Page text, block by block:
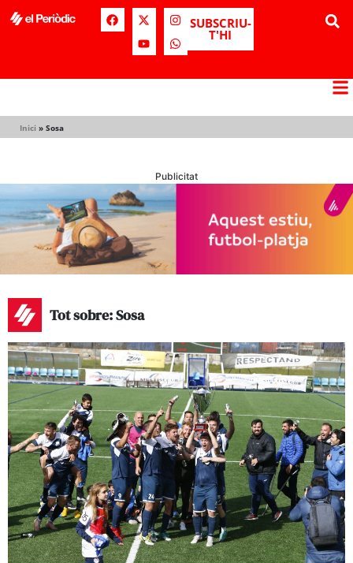
SUBSCRIU-
T'HI
Inici » Sosa
Publicitat
Tot sobre: Sosa